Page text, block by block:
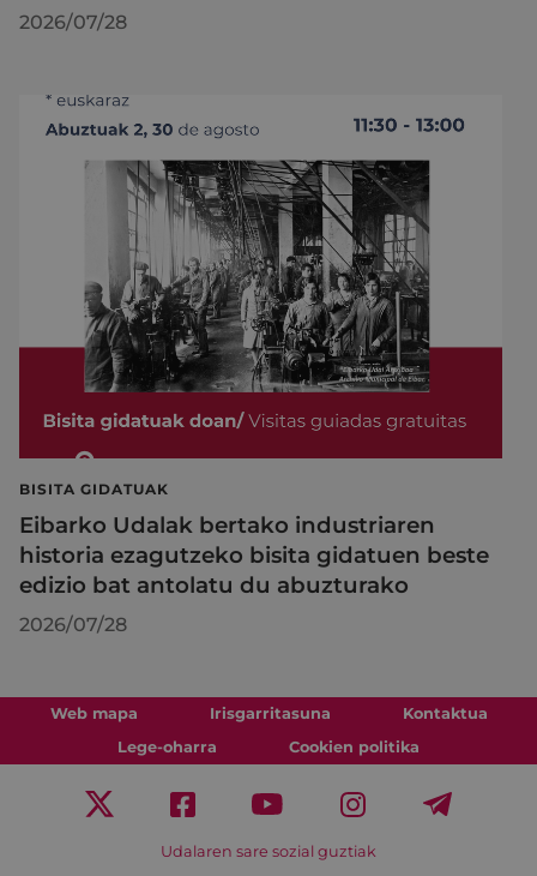
2026/07/28
BISITA GIDATUAK
Eibarko Udalak bertako industriaren
historia ezagutzeko bisita gidatuen beste
edizio bat antolatu du abuzturako
2026/07/28
Web mapa Irisgarritasuna
Kontaktua
Lege-oharra
Cookien politika
Udalaren sare sozial guztiak